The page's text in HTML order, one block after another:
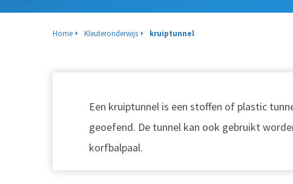
Home Kleuteronderwijs kruiptunnel
Een kruiptunnel is een stoffen of plastic
geoefend. De tunnel kan ook gebruikt
korfbalpaal.